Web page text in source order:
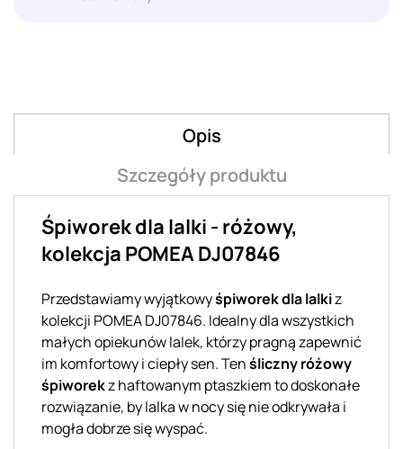
Opis
Szczegóły produktu
Śpiworek dla lalki - różowy,
kolekcja POMEA DJ07846
Przedstawiamy wyjątkowyśpiworek dla lalkiz
kolekcji POMEA DJ07846. Idealny dla wszystkich
małych opiekunów lalek, którzy pragną zapewnić
im komfortowy i ciepły sen. Tenśliczny różowy
śpiworekz haftowanym ptaszkiem to doskonałe
rozwiązanie, by lalka w nocy się nie odkrywała i
mogła dobrze się wyspać.